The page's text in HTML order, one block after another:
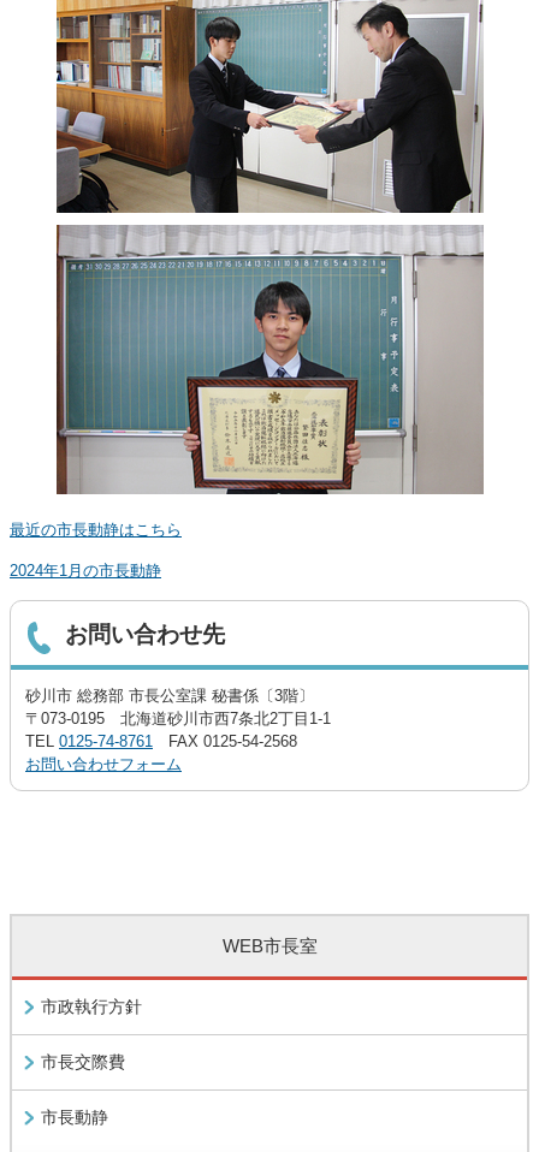
最近の市長動静はこちら
2024年1月の市長動静
お問い合わせ先
砂川市 総務部 市長公室課 秘書係〔3階〕
〒073-0195 北海道砂川市西7条北2丁目1-1
TEL 0125-74-8761 FAX 0125-54-2568
お問い合わせフォーム
WEB市長室
市政執行方針
市長交際費
市長動静